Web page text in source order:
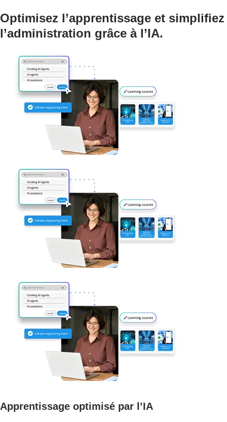
Optimisez l’apprentissage et simplifiez
l’administration grâce à l’IA.
Apprentissage optimisé par l’IA